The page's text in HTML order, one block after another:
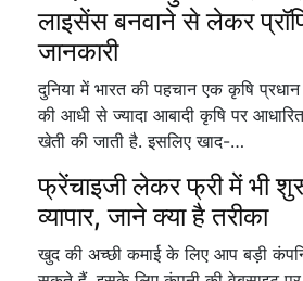
लाइसेंस बनवाने से लेकर
जानकारी
दुनिया में भारत की पहचान एक कृषि
की आधी से ज्यादा आबादी कृषि पर
खेती की जाती है. इसलिए खाद-…
फ्रेंचाइजी लेकर फ्री में भी
व्यापार, जाने क्या है तरीका
खुद की अच्छी कमाई के लिए आप बड़ी